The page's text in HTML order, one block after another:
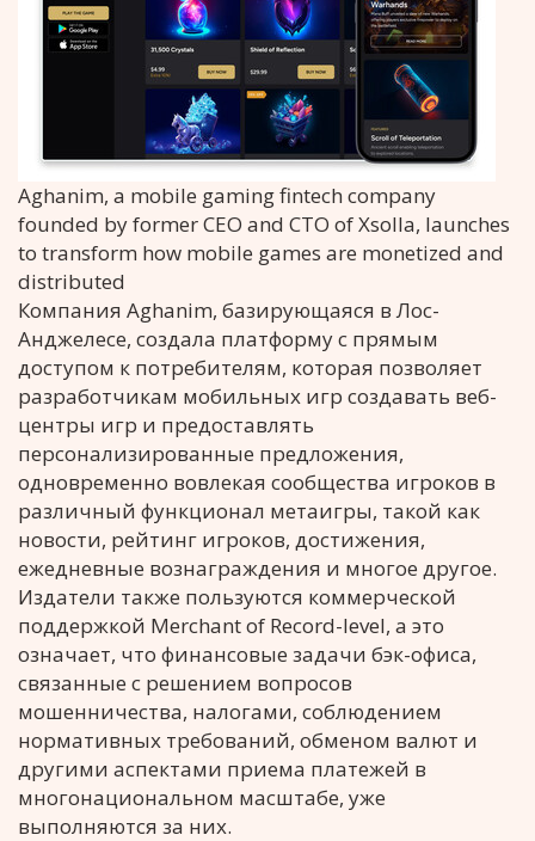
Aghanim, a mobile gaming fintech company
founded by former CEO and CTO of Xsolla, launches
to transform how mobile games are monetized and
distributed
Компания Aghanim, базирующаяся в Лос-
Анджелесе, создала платформу с прямым
доступом к потребителям, которая позволяет
разработчикам мобильных игр создавать веб-
центры игр и предоставлять
персонализированные предложения,
одновременно вовлекая сообщества игроков в
различный функционал метаигры, такой как
новости, рейтинг игроков, достижения,
ежедневные вознаграждения и многое другое.
Издатели также пользуются коммерческой
поддержкой Merchant of Record-level, а это
означает, что финансовые задачи бэк-офиса,
связанные с решением вопросов
мошенничества, налогами, соблюдением
нормативных требований, обменом валют и
другими аспектами приема платежей в
многонациональном масштабе, уже
выполняются за них.